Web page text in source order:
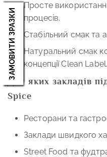
ЗАМОВИТИ ЗРАЗКИ
Просте
процесів.
Стабільний смак та
Натуральний смак
концепції Clean Label.
Для яких закладів
Spice
Ресторани та
Заклади швидкого
Street Food та